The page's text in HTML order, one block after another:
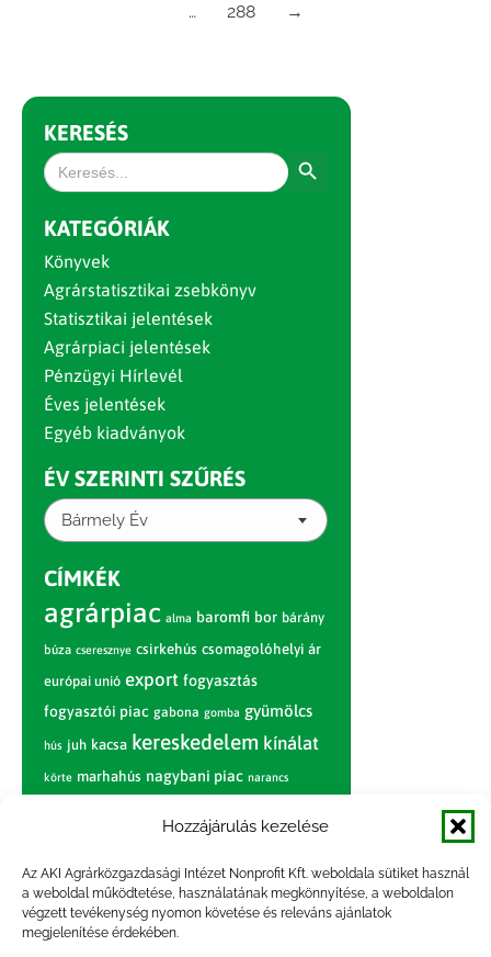
Hozzájárulás kezelése
Az AKI Agrárközgazdasági Intézet Nonprofit Kft. weboldala sütiket használ
a weboldal működtetése, használatának megkönnyítése, a weboldalon
végzett tevékenység nyomon követése és releváns ajánlatok
megjelenítése érdekében.
…
288 →
KERESÉS
Search
for:
KATEGÓRIÁK
Könyvek
Agrárstatisztikai zsebkönyv
Statisztikai jelentések
Agrárpiaci jelentések
Pénzügyi Hírlevél
Éves jelentések
Egyéb kiadványok
ÉV SZERINTI SZŰRÉS
Bármely Év
CÍMKÉK
agrárpiac alma baromfi bor bárány
búza cseresznye csirkehús csomagolóhelyi ár
európai unió export fogyasztás
fogyasztói piac gabona gomba gyümölcs
hús juh kacsa kereskedelem kínálat
körte marhahús nagybani piac narancs
piaci jelentés
pulyka pulykahús sertés sertéshús
szarvasmarha termelés termelői
ár
világpiac